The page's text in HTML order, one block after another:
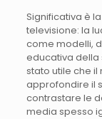
Significativa è
televisione: la
come modelli,
educativa della
stato utile che
approfondire il
contrastare le
media spesso